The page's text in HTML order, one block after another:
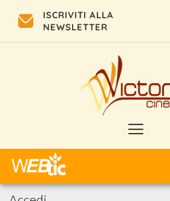
ISCRIVITI ALLA
NEWSLETTER